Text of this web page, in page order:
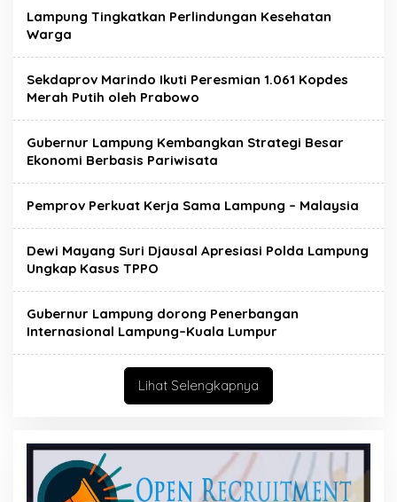
Lampung Tingkatkan Perlindungan Kesehatan
Warga
Sekdaprov Marindo Ikuti Peresmian 1.061 Kopdes
Merah Putih oleh Prabowo
Gubernur Lampung Kembangkan Strategi Besar
Ekonomi Berbasis Pariwisata
Pemprov Perkuat Kerja Sama Lampung – Malaysia
Dewi Mayang Suri Djausal Apresiasi Polda Lampung
Ungkap Kasus TPPO
Gubernur Lampung dorong Penerbangan
Internasional Lampung–Kuala Lumpur
Lihat Selengkapnya